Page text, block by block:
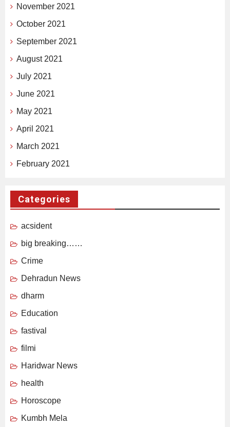
November 2021
October 2021
September 2021
August 2021
July 2021
June 2021
May 2021
April 2021
March 2021
February 2021
Categories
acsident
big breaking……
Crime
Dehradun News
dharm
Education
fastival
filmi
Haridwar News
health
Horoscope
Kumbh Mela